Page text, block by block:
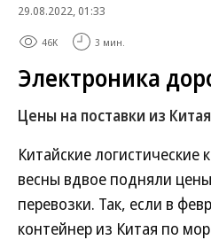
29.08.2022, 01:33
46K 3 мин.
Электроника
Цены на поставки из
Китайские логистические
весны вдвое подняли
перевозки. Так, если в
контейнер из Китая по